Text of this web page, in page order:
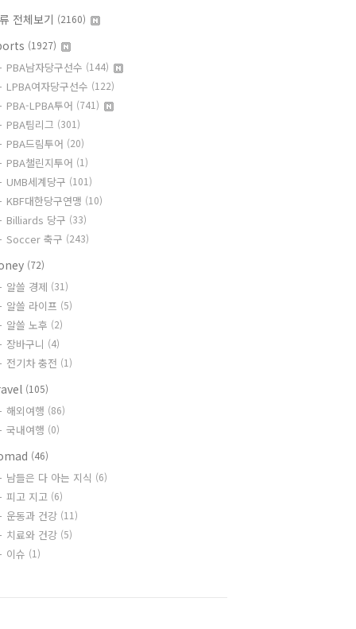
전체보기 (2160)
(1927)
PBA남자당구선수 (144)
LPBA여자당구선수 (122)
PBA-LPBA투어 (741)
PBA팀리그 (301)
PBA드림투어 (20)
PBA챌린지투어 (1)
UMB세계당구 (101)
KBF대한당구연맹 (10)
Billiards 당구 (33)
Soccer 축구 (243)
(72)
알쓸 경제 (31)
알쓸 라이프 (5)
알쓸 노후 (2)
장바구니 (4)
전기차 충전 (1)
(105)
해외여행 (86)
국내여행 (0)
(46)
남들은 다 아는 지식 (6)
피고 지고 (6)
운동과 건강 (11)
치료와 건강 (5)
이슈 (1)